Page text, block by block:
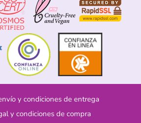
y condiciones de entrega
y condiciones de compra